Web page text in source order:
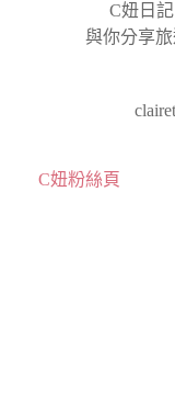
C妞日
與你分享
C妞粉絲頁